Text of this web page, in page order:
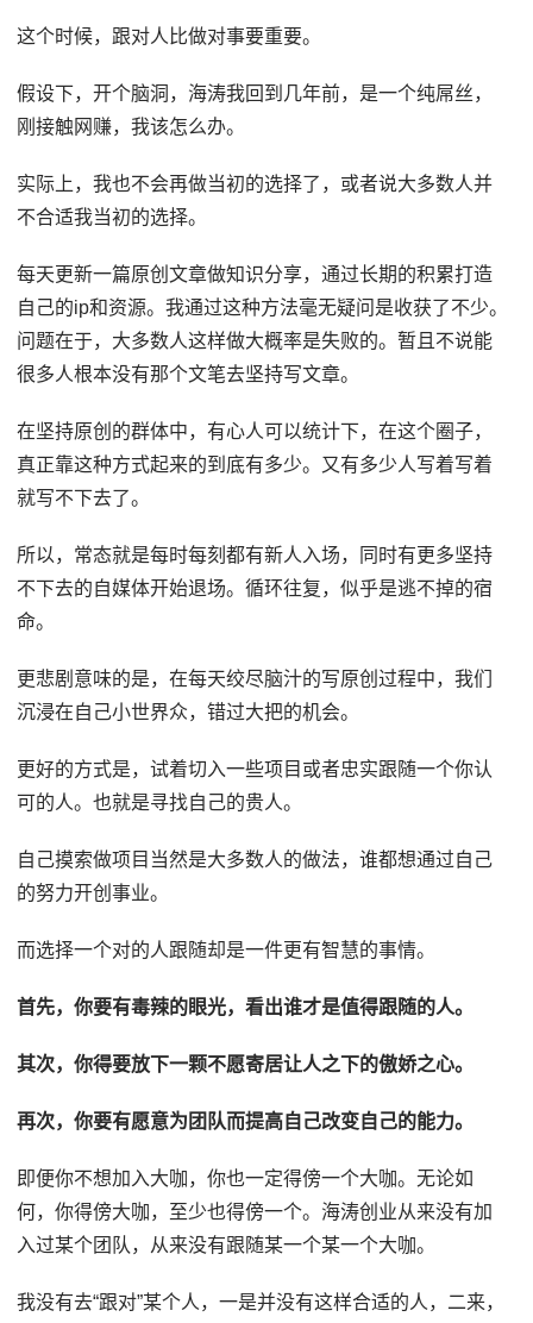
这个时候，跟对人比做对事要重要。
假设下，开个脑洞，海涛我回到几年前，是一个纯屌丝，
刚接触网赚，我该怎么办。
实际上，我也不会再做当初的选择了，或者说大多数人并
不合适我当初的选择。
每天更新一篇原创文章做知识分享，通过长期的积累打造
自己的ip和资源。我通过这种方法毫无疑问是收获了不少。
问题在于，大多数人这样做大概率是失败的。暂且不说能
很多人根本没有那个文笔去坚持写文章。
在坚持原创的群体中，有心人可以统计下，在这个圈子，
真正靠这种方式起来的到底有多少。又有多少人写着写着
就写不下去了。
所以，常态就是每时每刻都有新人入场，同时有更多坚持
不下去的自媒体开始退场。循环往复，似乎是逃不掉的宿
命。
更悲剧意味的是，在每天绞尽脑汁的写原创过程中，我们
沉浸在自己小世界众，错过大把的机会。
更好的方式是，试着切入一些项目或者忠实跟随一个你认
可的人。也就是寻找自己的贵人。
自己摸索做项目当然是大多数人的做法，谁都想通过自己
的努力开创事业。
而选择一个对的人跟随却是一件更有智慧的事情。
首先，你要有毒辣的眼光，看出谁才是值得跟随的人。
其次，你得要放下一颗不愿寄居让人之下的傲娇之心。
再次，你要有愿意为团队而提高自己改变自己的能力。
即便你不想加入大咖，你也一定得傍一个大咖。无论如
何，你得傍大咖，至少也得傍一个。海涛创业从来没有加
入过某个团队，从来没有跟随某一个某一个大咖。
我没有去“跟对”某个人，一是并没有这样合适的人，二来，